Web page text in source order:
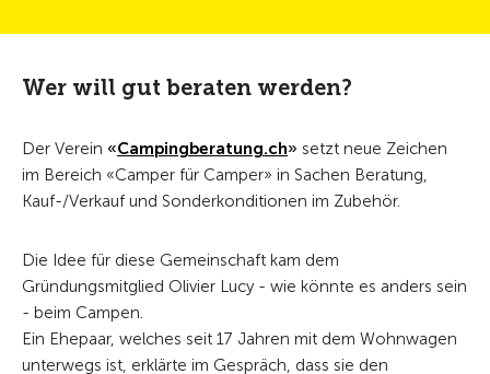
Wer will gut beraten werden?
Der Verein «Campingberatung.ch» setzt neue Zeichen
im Bereich «Camper für Camper» in Sachen Beratung,
Kauf-/Verkauf und Sonderkonditionen im Zubehör.
Die Idee für diese Gemeinschaft kam dem
Gründungsmitglied Olivier Lucy - wie könnte es anders sein
- beim Campen.
Ein Ehepaar, welches seit 17 Jahren mit dem Wohnwagen
unterwegs ist, erklärte im Gespräch, dass sie den